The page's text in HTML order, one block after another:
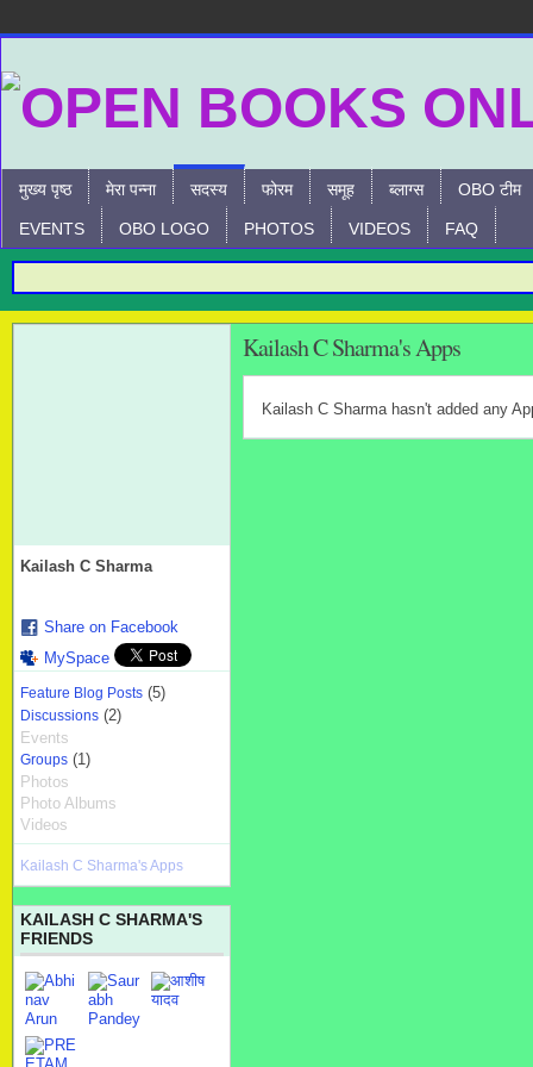
मुख्य पृष्ठ मेरा पन्ना सदस्य फोरम समूह ब्लाग्स OBO टीम
EVENTS OBO LOGO PHOTOS VIDEOS FAQ
Kailash C Sharma
Share on Facebook
MySpace
Feature Blog Posts (5)
Discussions (2)
Events
Groups (1)
Photos
Photo Albums
Videos
Kailash C Sharma's Apps
KAILASH C SHARMA'S
FRIENDS
Kailash C Sharma's Apps
Kailash C Sharma hasn't added any